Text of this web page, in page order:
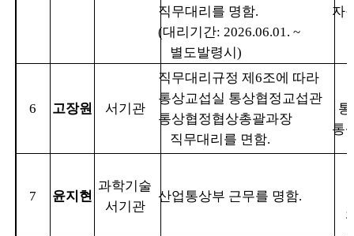
직무대리를 명함.
(대리기간: 2026.06.01. ~
별도발령시)
자
6 고장원 서기관
직무대리규정 제6조에 따라
통상교섭실 통상협정교섭관
통상협정협상총괄과장
직무대리를 면함.
통
7 윤지현
과학기술
서기관
산업통상부 근무를 명함.